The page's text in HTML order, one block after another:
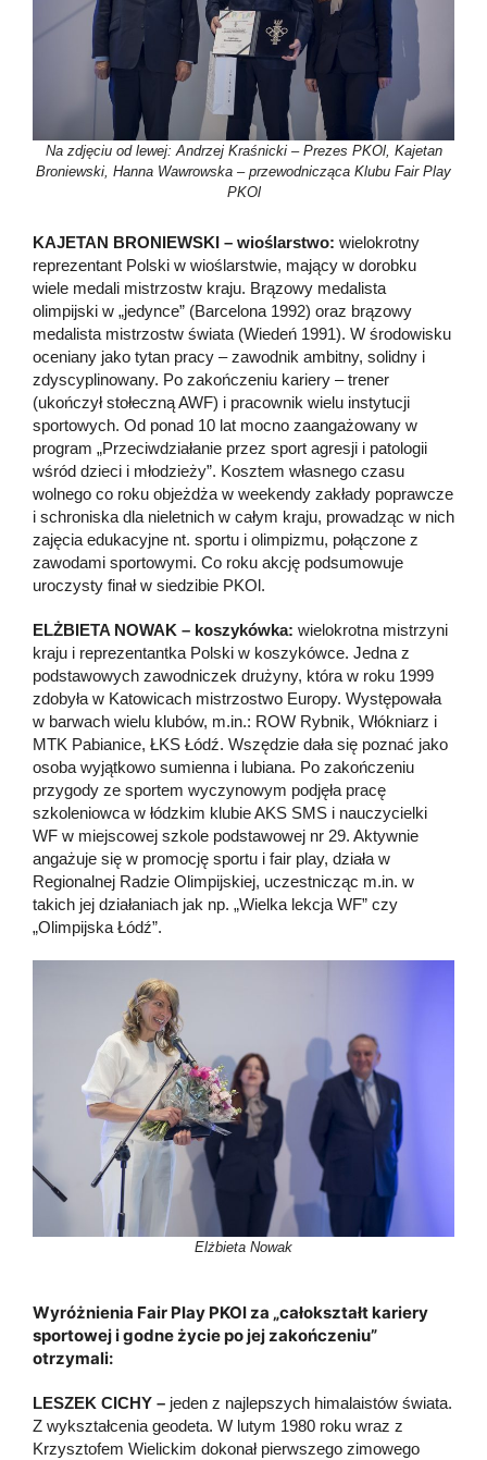
Na zdjęciu od lewej: Andrzej Kraśnicki – Prezes PKOl, Kajetan
Broniewski, Hanna Wawrowska – przewodnicząca Klubu Fair Play
PKOl
KAJETAN BRONIEWSKI – wioślarstwo: wielokrotny
reprezentant Polski w wioślarstwie, mający w dorobku
wiele medali mistrzostw kraju. Brązowy medalista
olimpijski w „jedynce” (Barcelona 1992) oraz brązowy
medalista mistrzostw świata (Wiedeń 1991). W środowisku
oceniany jako tytan pracy – zawodnik ambitny, solidny i
zdyscyplinowany. Po zakończeniu kariery – trener
(ukończył stołeczną AWF) i pracownik wielu instytucji
sportowych. Od ponad 10 lat mocno zaangażowany w
program „Przeciwdziałanie przez sport agresji i patologii
wśród dzieci i młodzieży”. Kosztem własnego czasu
wolnego co roku objeżdża w weekendy zakłady poprawcze
i schroniska dla nieletnich w całym kraju, prowadząc w nich
zajęcia edukacyjne nt. sportu i olimpizmu, połączone z
zawodami sportowymi. Co roku akcję podsumowuje
uroczysty finał w siedzibie PKOl.
ELŻBIETA NOWAK – koszykówka: wielokrotna mistrzyni
kraju i reprezentantka Polski w koszykówce. Jedna z
podstawowych zawodniczek drużyny, która w roku 1999
zdobyła w Katowicach mistrzostwo Europy. Występowała
w barwach wielu klubów, m.in.: ROW Rybnik, Włókniarz i
MTK Pabianice, ŁKS Łódź. Wszędzie dała się poznać jako
osoba wyjątkowo sumienna i lubiana. Po zakończeniu
przygody ze sportem wyczynowym podjęła pracę
szkoleniowca w łódzkim klubie AKS SMS i nauczycielki
WF w miejscowej szkole podstawowej nr 29. Aktywnie
angażuje się w promocję sportu i fair play, działa w
Regionalnej Radzie Olimpijskiej, uczestnicząc m.in. w
takich jej działaniach jak np. „Wielka lekcja WF” czy
„Olimpijska Łódź”.
Elżbieta Nowak
Wyróżnienia Fair Play PKOl za „całokształt kariery
sportowej i godne życie po jej zakończeniu”
otrzymali:
LESZEK CICHY – jeden z najlepszych himalaistów świata.
Z wykształcenia geodeta. W lutym 1980 roku wraz z
Krzysztofem Wielickim dokonał pierwszego zimowego